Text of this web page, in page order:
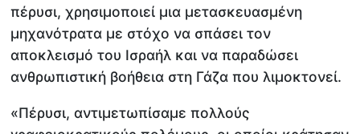
πέρυσι, χρησιμοποιεί μια μετασκευασμένη
μηχανότρατα με στόχο να σπάσει τον
αποκλεισμό του Ισραήλ και να παραδώσει
ανθρωπιστική βοήθεια στη Γάζα που λιμοκτονεί.
«Πέρυσι, αντιμετωπίσαμε πολλούς